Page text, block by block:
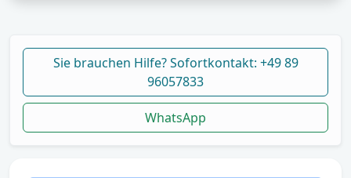
Sie brauchen Hilfe? Sofortkontakt: +49 89
96057833
WhatsApp